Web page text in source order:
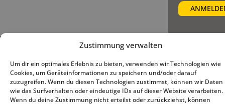
Zustimmung verwalten
Um dir ein optimales Erlebnis zu bieten, verwenden wir Technologien wie
Cookies, um Geräteinformationen zu speichern und/oder darauf
zuzugreifen. Wenn du diesen Technologien zustimmst, können wir Daten
wie das Surfverhalten oder eindeutige IDs auf dieser Website verarbeiten.
Wenn du deine Zustimmung nicht erteilst oder zurückziehst, können
© 2025 – Deutscher Baseball
Impressum|Datenschutz